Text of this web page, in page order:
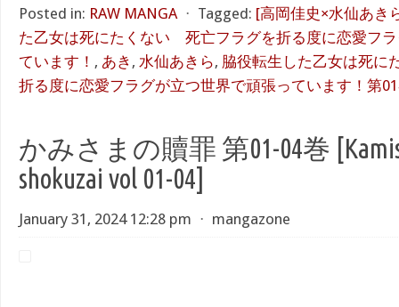
Posted in: RAW MANGA ⋅ Tagged: [高岡佳史×水仙あき
た乙女は死にたくない 死亡フラグを折る度に恋愛フ
ています！ , あき , 水仙あきら, 脇役転生した乙女は死に
折る度に恋愛フラグが立つ世界で頑張っています！第
かみさまの贖罪 第01-04巻
shokuzai vol 01-04]
January 31, 2024 12:28 pm ⋅ mangazone